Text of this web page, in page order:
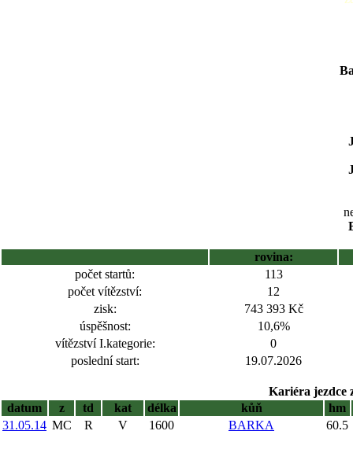
rovina:
počet startů:
113
počet vítězství:
12
zisk:
743 393 Kč
úspěšnost:
10,6%
vítězství I.kategorie:
0
poslední start:
19.07.2026
Kariéra jezdce
datum
z td kat délka kůň
hm
31.05.14 MC R V 1600 BARKA 60.5